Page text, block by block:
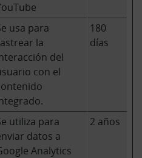
usa para
la
del
con el
180
días
utiliza para
datos a
Analytics
2 años